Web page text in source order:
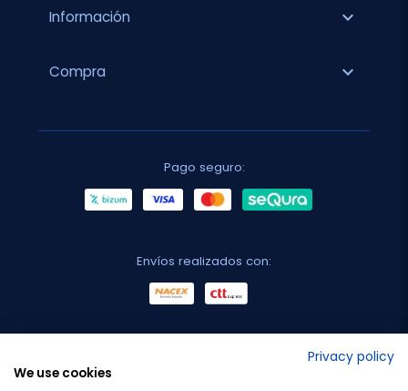
Información expand_more
Compra expand_more
Pago seguro:
Envíos realizados con:
Privacy policy
We use cookies